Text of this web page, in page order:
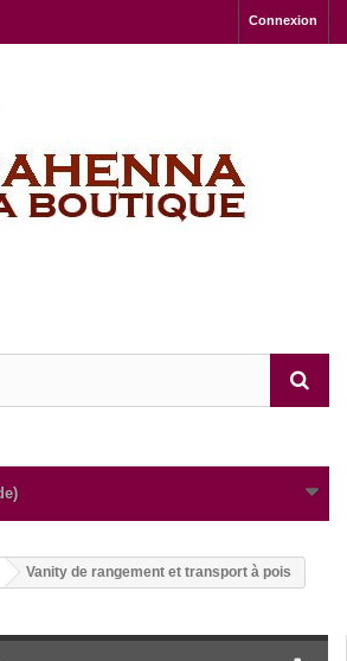
Connexion
Vanity de rangement et transport à pois